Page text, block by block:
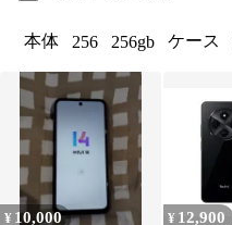
本体 256 256gb ケース
¥ 10,000 ¥ 12,900